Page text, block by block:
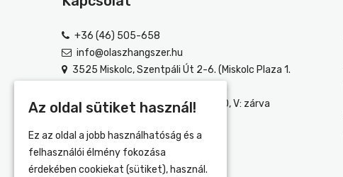
+36 (46) 505-658
info@olaszhangszer.hu
3525 Miskolc, Szentpáli Út 2-6. (Miskolc Plaza 1.
H-P: 10:00-18:00, SZ: 10:00-18:30, V: zárva
Az oldal sütiket használ!
Ez az oldal a jobb használhatóság és a
felhasználói élmény fokozása
érdekében cookiekat (sütiket), használ.